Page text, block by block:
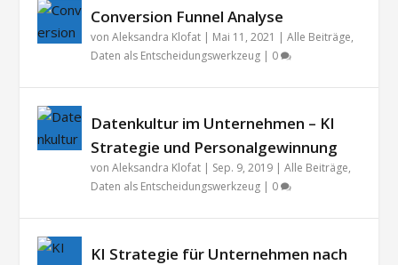
Conversion Funnel Analyse
vonAleksandra Klofat | Mai 11, 2021 |Alle Beiträge,
Daten als Entscheidungswerkzeug | 0
Datenkultur im Unternehmen – KI
Strategie und Personalgewinnung
vonAleksandra Klofat | Sep. 9, 2019 |Alle Beiträge,
Daten als Entscheidungswerkzeug | 0
KI Strategie für Unternehmen nach